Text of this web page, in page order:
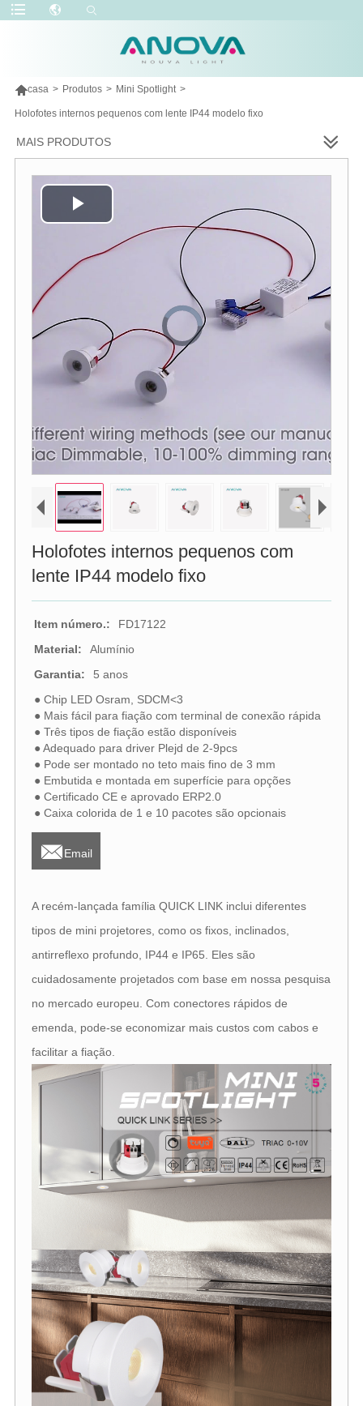
casa > Produtos > Mini Spotlight >
Holofotes internos pequenos com lente IP44 modelo fixo
MAIS PRODUTOS
Video
Player
is
loading.
Play
Video
Holofotes internos pequenos com
lente IP44 modelo fixo
Item número.:
FD17122
Material:
Alumínio
Garantia:
5 anos
● Chip LED Osram, SDCM<3
● Mais fácil para fiação com terminal de conexão rápida
● Três tipos de fiação estão disponíveis
● Adequado para driver Plejd de 2-9pcs
● Pode ser montado no teto mais fino de 3 mm
● Embutida e montada em superfície para opções
● Certificado CE e aprovado ERP2.0
● Caixa colorida de 1 e 10 pacotes são opcionais
Email
A recém-lançada família QUICK LINK inclui diferentes
tipos de mini projetores, como os fixos, inclinados,
antirreflexo profundo, IP44 e IP65. Eles são
cuidadosamente projetados com base em nossa pesquisa
no mercado europeu. Com conectores rápidos de
emenda, pode-se economizar mais custos com cabos e
facilitar a fiação.